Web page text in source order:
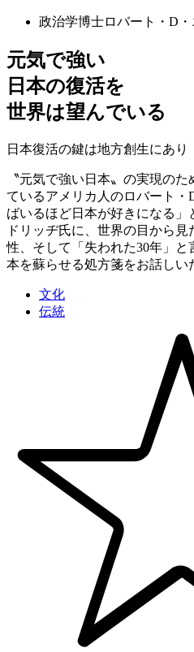
政治学博士ロバート・D
元気で強い
日本の復活を
世界は望んでいる
日本復活の鍵は地方創生にあり
〝元気で強い日本〟の実現の
ているアメリカ人のロバート
ばいるほど日本が好きになる
ドリッヂ氏に、世界の目から
性、そして「失われた30年」と
本を蘇らせる処方箋をお話しい
文化
伝統